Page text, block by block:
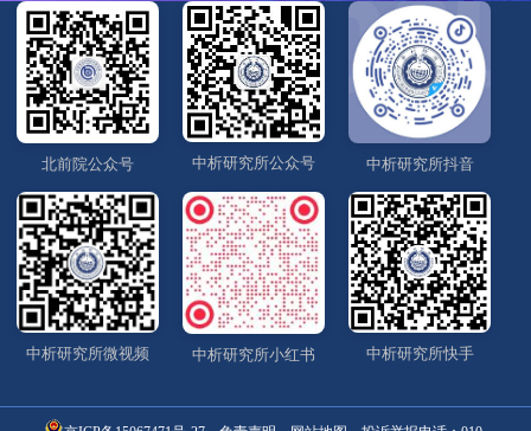
北前院公众号 中析研究所公众号 中析研究所抖音
中析研究所微视频 中析研究所小红书 中析研究所快手